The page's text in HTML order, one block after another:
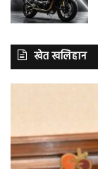
खेत खलिहान